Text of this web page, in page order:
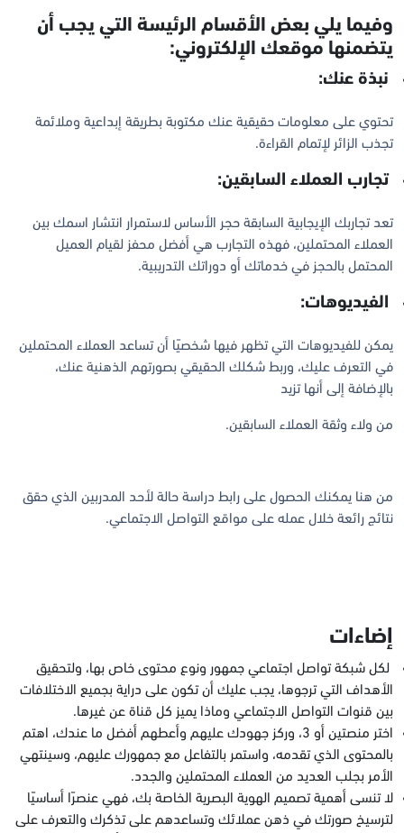
وفيما يلي بعض الأقسام الرئيسة التي يجب أن
يتضمنها موقعك الإلكتروني:
نبذة عنك:
تحتوي على معلومات حقيقية عنك مكتوبة بطريقة إبداعية وملائمة
تجذب الزائر لإتمام القراءة.
تجارب العملاء السابقين:
تعد تجاربك الإيجابية السابقة حجر الأساس لاستمرار انتشار اسمك بين
العملاء المحتملين، فهذه التجارب هي أفضل محفز لقيام العميل
المحتمل بالحجز في خدماتك أو دوراتك التدريبية.
الفيديوهات:
يمكن للفيديوهات التي تظهر فيها شخصيًا أن تساعد العملاء المحتملين
في التعرف عليك، وربط شكلك الحقيقي بصورتهم الذهنية عنك،
بالإضافة إلى أنها تزيد
من ولاء وثقة العملاء السابقين.
من هنا يمكنك الحصول على رابط دراسة حالة لأحد المدربين الذي حقق
نتائج رائعة خلال عمله على مواقع التواصل الاجتماعي.
إضاءات
لكل شبكة تواصل اجتماعي جمهور ونوع محتوى خاص بها، ولتحقيق
الأهداف التي ترجوها، يجب عليك أن تكون على دراية بجميع الاختلافات
بين قنوات التواصل الاجتماعي وماذا يميز كل قناة عن غيرها.
اختر منصتين أو 3، وركز جهودك عليهم وأعطهم أفضل ما عندك، اهتم
بالمحتوى الذي تقدمه، واستمر بالتفاعل مع جمهورك عليهم، وسينتهي
الأمر بجلب العديد من العملاء المحتملين والجدد.
لا تنسى أهمية تصميم الهوية البصرية الخاصة بك، فهي عنصرًا أساسيًا
لترسيخ صورتك في ذهن عملائك وتساعدهم على تذكرك والتعرف على